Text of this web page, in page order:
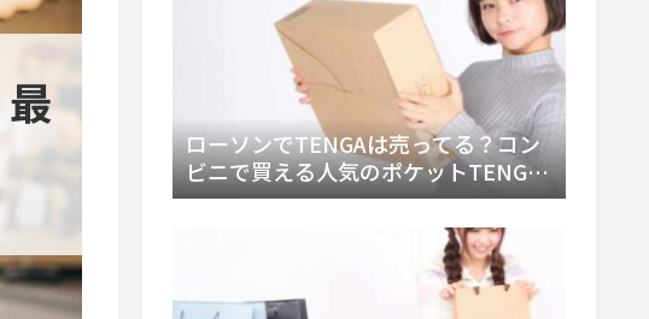
ローソンでTENGAは売ってる？コン
ビニで買える人気のポケットTENGA
とエッグの取り扱い店舗と陳列場所